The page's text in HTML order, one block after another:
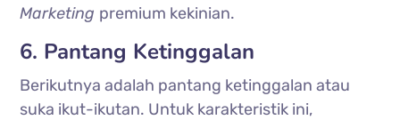
Marketing premium kekinian.
6. Pantang Ketinggalan
Berikutnya adalah pantang ketinggalan atau
suka ikut-ikutan. Untuk karakteristik ini,